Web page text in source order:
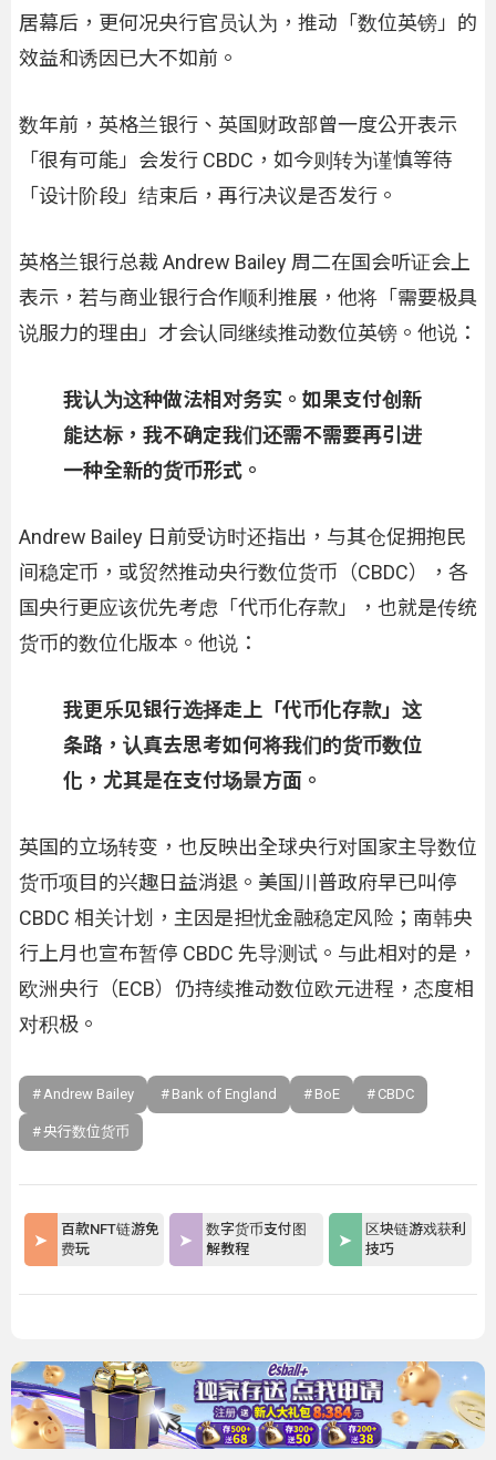
居幕后，更何况央行官员认为，推动「数位英镑」的
效益和诱因已大不如前。
数年前，英格兰银行、英国财政部曾一度公开表示
「很有可能」会发行 CBDC，如今则转为谨慎等待
「设计阶段」结束后，再行决议是否发行。
英格兰银行总裁 Andrew Bailey 周二在国会听证会上
表示，若与商业银行合作顺利推展，他将「需要极具
说服力的理由」才会认同继续推动数位英镑。他说：
我认为这种做法相对务实。如果支付创新
能达标，我不确定我们还需不需要再引进
一种全新的货币形式。
Andrew Bailey 日前受访时还指出，与其仓促拥抱民
间稳定币，或贸然推动央行数位货币（CBDC），各
国央行更应该优先考虑「代币化存款」，也就是传统
货币的数位化版本。他说：
我更乐见银行选择走上「代币化存款」这
条路，认真去思考如何将我们的货币数位
化，尤其是在支付场景方面。
英国的立场转变，也反映出全球央行对国家主导数位
货币项目的兴趣日益消退。美国川普政府早已叫停
CBDC 相关计划，主因是担忧金融稳定风险；南韩央
行上月也宣布暂停 CBDC 先导测试。与此相对的是，
欧洲央行（ECB）仍持续推动数位欧元进程，态度相
对积极。
Andrew Bailey Bank of England BoE CBDC
央行数位货币
百款NFT链游免
费玩
数字货币支付图
解教程
区块链游戏获利
技巧